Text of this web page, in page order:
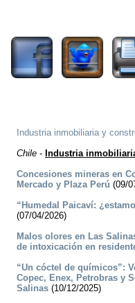
Industria inmobiliaria y
Chile - Industria
Concesiones mineras en
Mercado y Plaza Perú (09/
“Humedal Paicaví:
(07/04/2026)
Malos olores en Las
de intoxicación en
“Un cóctel de químicos”:
Copec, Enex, Petrobras y
Salinas (10/12/2025)